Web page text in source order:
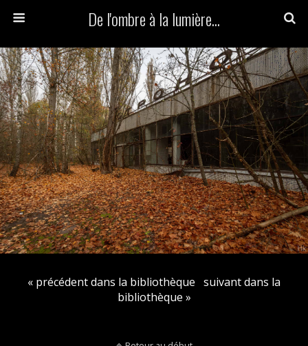
De l'ombre à la lumière...
« précédent dans la bibliothèque suivant dans la
bibliothèque »